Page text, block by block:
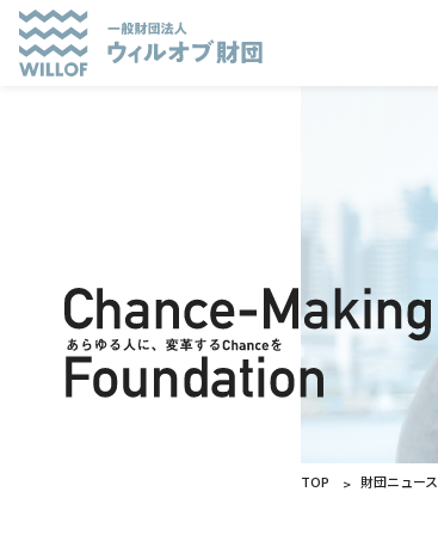
TOP 財団ニュース